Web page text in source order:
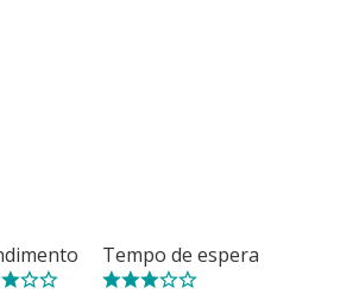
Tempo de espera